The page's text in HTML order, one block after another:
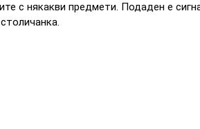
с някакви предмети. Подаден е